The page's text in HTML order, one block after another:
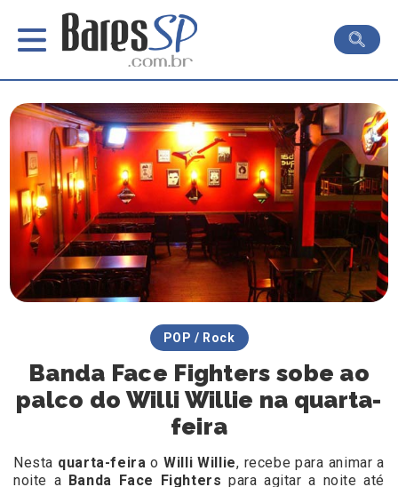
POP / Rock
Banda Face Fighters sobe ao
palco do Willi Willie na quarta-
feira
Nesta quarta-feira o Willi Willie, recebe para animar a
noite a Banda Face Fighters para agitar a noite até